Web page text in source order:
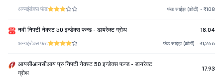
अन्यइंडेक्स फंड फंड साईझ (कोटी) - ₹108
नवी निफ्टी नेक्स्ट 50 इन्डेक्स फन्ड - डायरेक्ट ग्रोथ 18.04
अन्यइंडेक्स फंड फंड साईझ (कोटी) - ₹1,266
आयसीआयसीआय प्रु निफ्टी नेक्स्ट 50 इन्डेक्स फन्ड - डायरेक्ट
ग्रोथ
17.93